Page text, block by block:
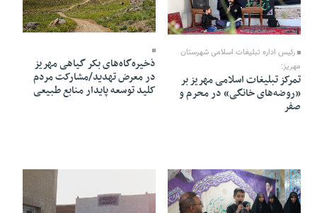
26 Khordad 1405 - 08:04
رئیس اداره تبلیغات اسلامی شهرستان
مهریز:
تمرکز تبلیغات اسلامی مهریز بر
«روضه‌های خانگی» در محرم و
صفر
24 Khordad 1405 - 17:12
ذخیره‌گاه‌های بکر گیاهی مهریز
در معرض تهدید/مشارکت مردم
کلید توسعه پایدار منابع طبیعی